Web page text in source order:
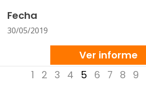
Fecha
30/05/2019
Ver informe
1
2 3 4 5 6 7 8 9